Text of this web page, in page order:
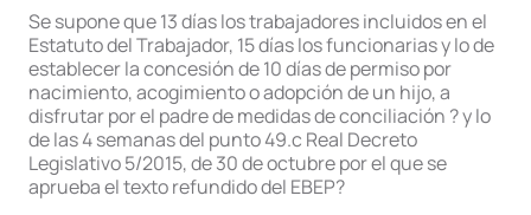
Se supone que 13 días los trabajadores incluidos en el
Estatuto del Trabajador, 15 días los funcionarias y lo de
establecer la concesión de 10 días de permiso por
nacimiento, acogimiento o adopción de un hijo, a
disfrutar por el padre de medidas de conciliación ? y lo
de las 4 semanas del punto 49.c Real Decreto
Legislativo 5/2015, de 30 de octubre por el que se
aprueba el texto refundido del EBEP?